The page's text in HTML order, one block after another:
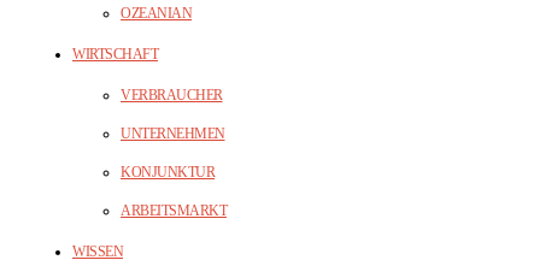
OZEANIAN
WIRTSCHAFT
VERBRAUCHER
UNTERNEHMEN
KONJUNKTUR
ARBEITSMARKT
WISSEN